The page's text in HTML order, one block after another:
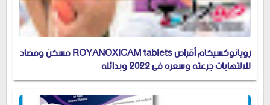
رويانوكسيكام أقراص ROYANOXICAM tablets مسكن ومضاد
للالتهابات جرعته وسعره في 2022 وبدائله